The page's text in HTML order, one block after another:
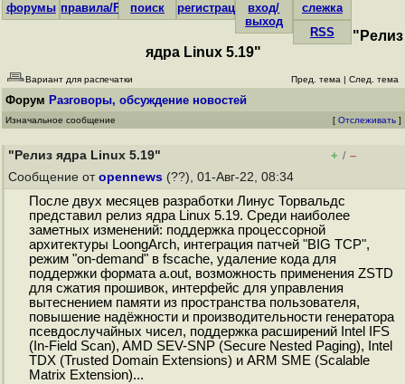
форумы правила/FAQпоиск регистрациявход/
выход
слежка
RSS
"Релиз
ядра Linux 5.19"
Вариант для распечатки Пред. тема | След. тема
Форум Разговоры, обсуждение новостей
Изначальное сообщение [ Отслеживать ]
"Релиз ядра Linux 5.19" + / –
Сообщение от opennews (??), 01-Авг-22, 08:34
После двух месяцев разработки Линус Торвальдс
представил релиз ядра Linux 5.19. Среди наиболее
заметных изменений: поддержка процессорной
архитектуры LoongArch, интеграция патчей "BIG TCP",
режим "on-demand" в fscache, удаление кода для
поддержки формата a.out, возможность применения ZSTD
для сжатия прошивок, интерфейс для управления
вытеснением памяти из пространства пользователя,
повышение надёжности и производительности генератора
псевдослучайных чисел, поддержка расширений Intel IFS
(In-Field Scan), AMD SEV-SNP (Secure Nested Paging), Intel
TDX (Trusted Domain Extensions) и ARM SME (Scalable
Matrix Extension)...